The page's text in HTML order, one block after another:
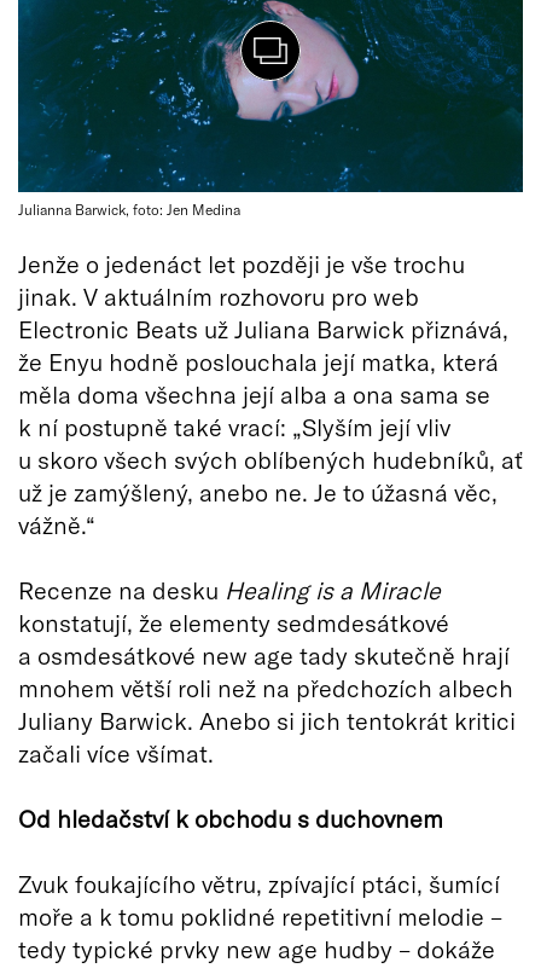
Julianna Barwick, foto: Jen Medina
Jenže o jedenáct let později je vše trochu
jinak. V aktuálním rozhovoru pro web
Electronic Beats už Juliana Barwick přiznává,
že Enyu hodně poslouchala její matka, která
měla doma všechna její alba a ona sama se
k ní postupně také vrací: „Slyším její vliv
u skoro všech svých oblíbených hudebníků, ať
už je zamýšlený, anebo ne. Je to úžasná věc,
vážně.“
Recenze na desku Healing is a Miracle
konstatují, že elementy sedmdesátkové
a osmdesátkové new age tady skutečně hrají
mnohem větší roli než na předchozích albech
Juliany Barwick. Anebo si jich tentokrát kritici
začali více všímat.
Od hledačství k obchodu s duchovnem
Zvuk foukajícího větru, zpívající ptáci, šumící
moře a k tomu poklidné repetitivní melodie –
tedy typické prvky new age hudby – dokáže